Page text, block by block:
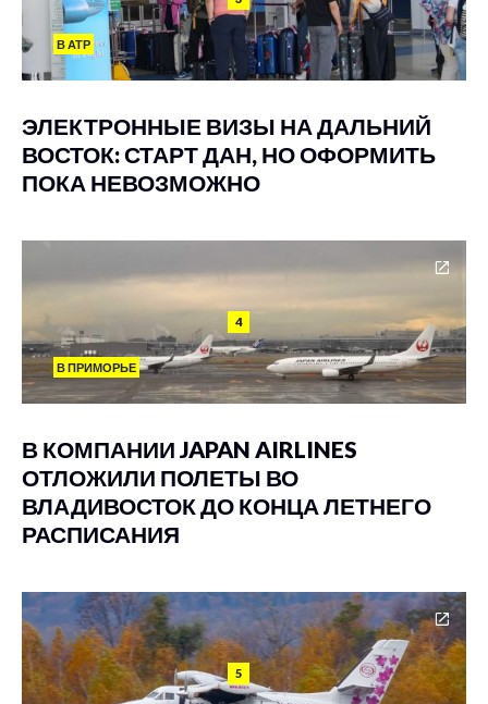
В АТР
ЭЛЕКТРОННЫЕ ВИЗЫ НА ДАЛЬНИЙ
ВОСТОК: СТАРТ ДАН, НО ОФОРМИТЬ
ПОКА НЕВОЗМОЖНО
4
В ПРИМОРЬЕ
В КОМПАНИИ JAPAN AIRLINES
ОТЛОЖИЛИ ПОЛЕТЫ ВО
ВЛАДИВОСТОК ДО КОНЦА ЛЕТНЕГО
РАСПИСАНИЯ
5